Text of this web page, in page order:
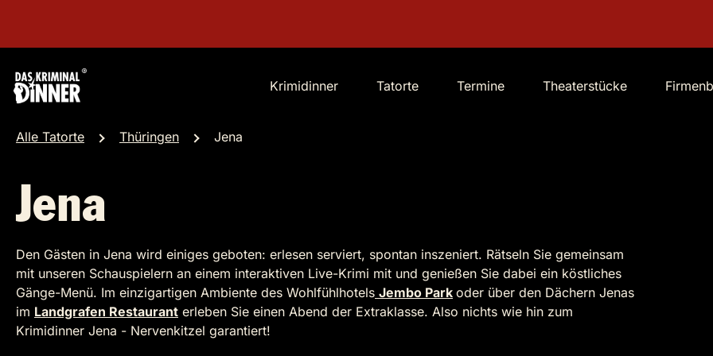
Krimidinner Tatorte Termine Theaterstücke
Alle Tatorte Thüringen Jena
Jena
Den Gästen in Jena wird einiges geboten: erlesen serviert, spontan inszeniert. Rätseln Sie gemeinsam
mit unseren Schauspielern an einem interaktiven Live-Krimi mit und genießen Sie dabei ein köstliches
Gänge-Menü. Im einzigartigen Ambiente des Wohlfühlhotels Jembo Park oder über den Dächern Jenas
im Landgrafen Restaurant erleben Sie einen Abend der Extraklasse. Also nichts wie hin zum
Krimidinner Jena - Nervenkitzel garantiert!